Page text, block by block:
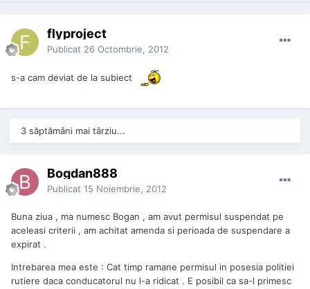
flyproject
Publicat 26 Octombrie, 2012
s-a cam deviat de la subiect
3 săptămâni mai târziu...
Bogdan888
Publicat 15 Noiembrie, 2012
Buna ziua , ma numesc Bogan , am avut permisul suspendat pe
aceleasi criterii , am achitat amenda si perioada de suspendare a
expirat .
Intrebarea mea este : Cat timp ramane permisul in posesia politiei
rutiere daca conducatorul nu l-a ridicat . E posibil ca sa-l primesc